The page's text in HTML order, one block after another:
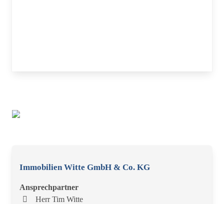
Immobilien Witte GmbH & Co. KG
Ansprechpartner
Herr Tim Witte